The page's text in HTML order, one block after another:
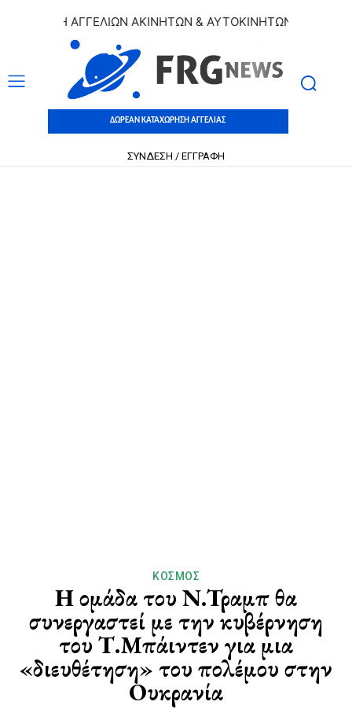
ΑΓΓΕΛΙΩΝ ΑΚΙΝΗΤΩΝ & ΑΥΤΟΚΙΝΗΤΩΝ | ΔΩΡΕΑΝ
ΔΩΡΕΑΝ ΚΑΤΑΧΩΡΗΣΗ ΑΓΓΕΛΙΑΣ
ΣΥΝΔΕΣΗ / ΕΓΓΡΑΦΗ
ΚΌΣΜΟΣ
Η ομάδα του Ν.Τραμπ θα
συνεργαστεί με την κυβέρνηση
του Τ.Μπάιντεν για μια
«διευθέτηση» του πολέμου στην
Ουκρανία